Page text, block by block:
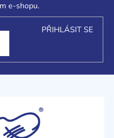
e-shopu.
PŘIHLÁSIT SE